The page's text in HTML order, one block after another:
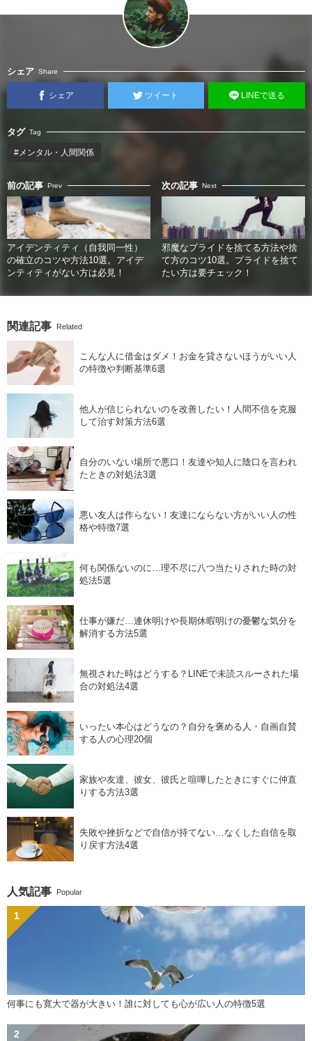
シェア Share
シェア ツイート LINEで送る
タグ Tag
#メンタル・人間関係
前の記事 Prev
アイデンティティ（自我同一性）
の確立のコツや方法10選。アイデ
ンティティがない方は必見！
次の記事 Next
邪魔なプライドを捨てる方法や捨
て方のコツ10選。プライドを捨て
たい方は要チェック！
関連記事 Related
こんな人に借金はダメ！お金を貸さないほうがいい人
の特徴や判断基準6選
他人が信じられないのを改善したい！人間不信を克服
して治す対策方法6選
自分のいない場所で悪口！友達や知人に陰口を言われ
たときの対処法3選
悪い友人は作らない！友達にならない方がいい人の性
格や特徴7選
何も関係ないのに…理不尽に八つ当たりされた時の対
処法5選
仕事が嫌だ…連休明けや長期休暇明けの憂鬱な気分を
解消する方法5選
無視された時はどうする？LINEで未読スルーされた場
合の対処法4選
いったい本心はどうなの？自分を褒める人・自画自賛
する人の心理20個
家族や友達、彼女、彼氏と喧嘩したときにすぐに仲直
りする方法3選
失敗や挫折などで自信が持てない…なくした自信を取
り戻す方法4選
人気記事 Popular
何事にも寛大で器が大きい！誰に対しても心が広い人の特徴5選